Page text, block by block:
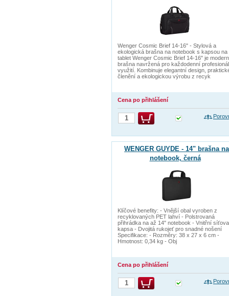
Wenger Cosmic Brief 14-16" - Stylová a
ekologická brašna na notebook s kapsou na
tablet Wenger Cosmic Brief 14-16" je
brašna navržená pro každodenní
využití. Kombinuje elegantní design,
členění a ekologickou výrobu z recyk
Cena po přihlášení
WENGER GUYDE - 14" brašna na
notebook, černá
Klíčové benefity: - Vnější obal vyroben z
recyklovaných PET lahví - Polstrovaná
přihrádka na až 14" notebook - Vnitřní
kapsa - Dvojitá rukojeť pro snadné nošení
Specifikace: - Rozměry: 38 x 27 x 6 cm -
Hmotnost: 0,34 kg - Obj
Cena po přihlášení